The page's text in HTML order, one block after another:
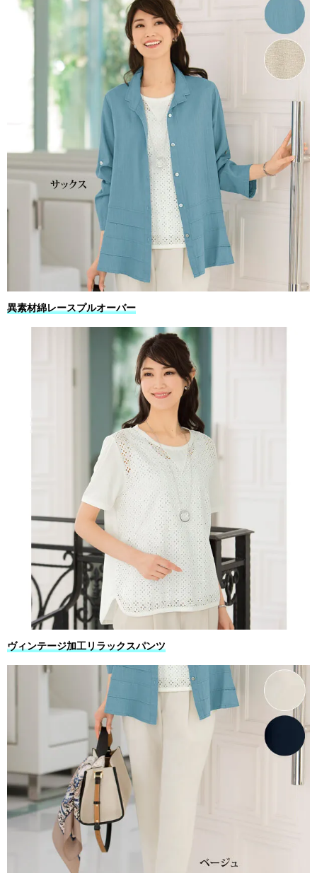
異素材綿レースプルオーバー
ヴィンテージ加工リラックスパンツ